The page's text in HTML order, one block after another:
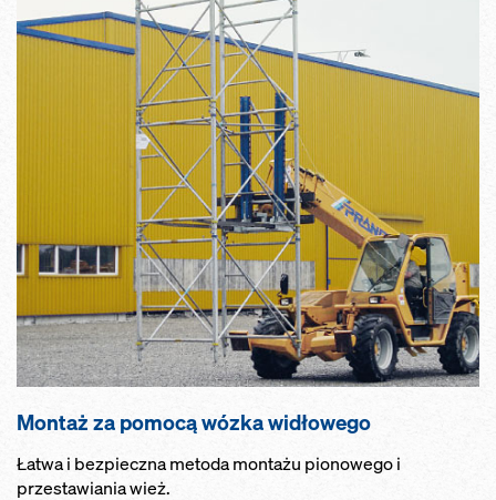
Montaż za pomocą wózka widłowego
Łatwa i bezpieczna metoda montażu pionowego i
przestawiania wież.